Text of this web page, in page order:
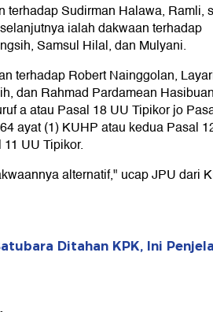
terhadap Sudirman Halawa, Ramli,
ialah dakwaan terhadap
Samsul Hilal, dan Mulyani.
terhadap Robert Nainggolan,
dan Rahmad Pardamean
a atau Pasal 18 UU Tipikor jo
ayat (1) KUHP atau kedua Pasal
UU Tipikor.
alternatif," ucap JPU dari
Ditahan KPK, Ini